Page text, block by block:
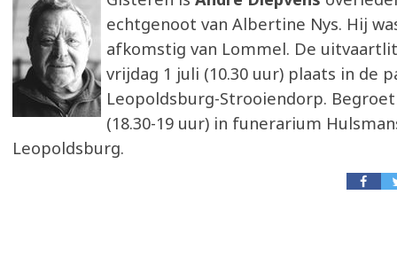
echtgenoot van Albertine Nys. Hij
afkomstig van Lommel. De
vrijdag 1 juli (10.30 uur) plaats in de
Leopoldsburg-Strooiendorp.
(18.30-19 uur) in funerarium
Leopoldsburg.